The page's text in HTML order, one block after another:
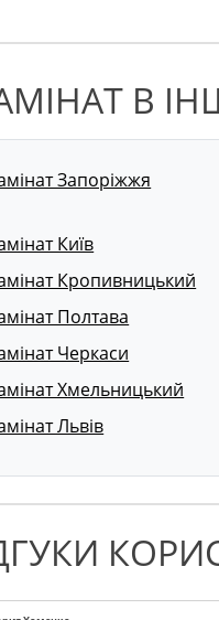
В
Запоріжжя
Київ
Кропивницький
Полтава
Черкаси
Хмельницький
Львів